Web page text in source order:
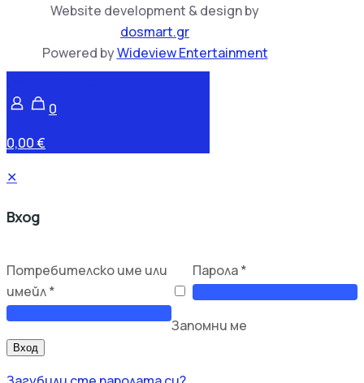
Website development & design by
dosmart.gr
Powered byWideview Entertainment
0
0,00 €
✕
Вход
Потребителско име или
имейл*
Парола*
Запомни ме
Вход